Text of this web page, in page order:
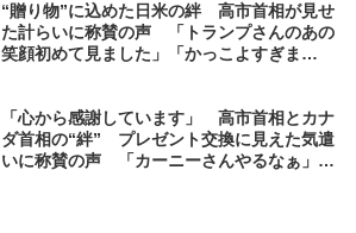
“贈り物”に込めた日米の絆 高市首相が見せ
た計らいに称賛の声 「トランプさんのあの
笑顔初めて見ました」「かっこよすぎま
「心から感謝しています」 高市首相とカナ
ダ首相の“絆” プレゼント交換に見えた気遣
いに称賛の声 「カーニーさんやるなぁ」